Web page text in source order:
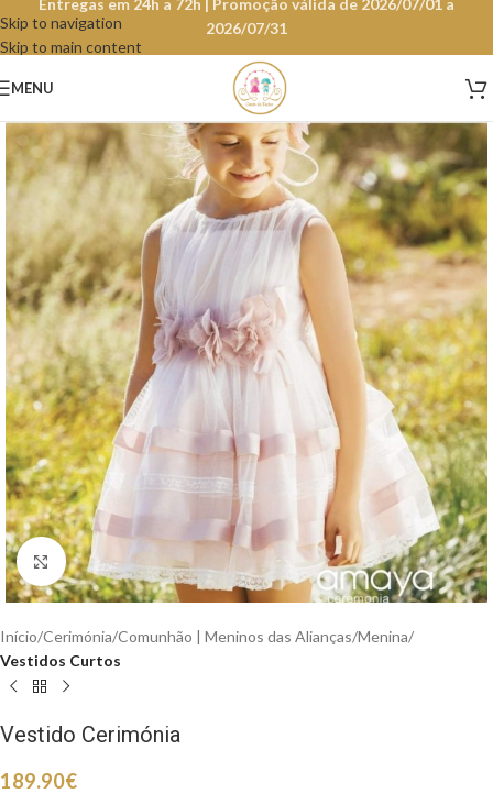
Skip to navigation
Skip to main content
Entregas em 24h a 72h | Promoção válida de 2026/07/01 a
2026/07/31
MENU
Clique para aumentar
Início Cerimónia Comunhão | Meninos das Alianças Menina
Vestidos Curtos
Vestido Cerimónia
189.90€